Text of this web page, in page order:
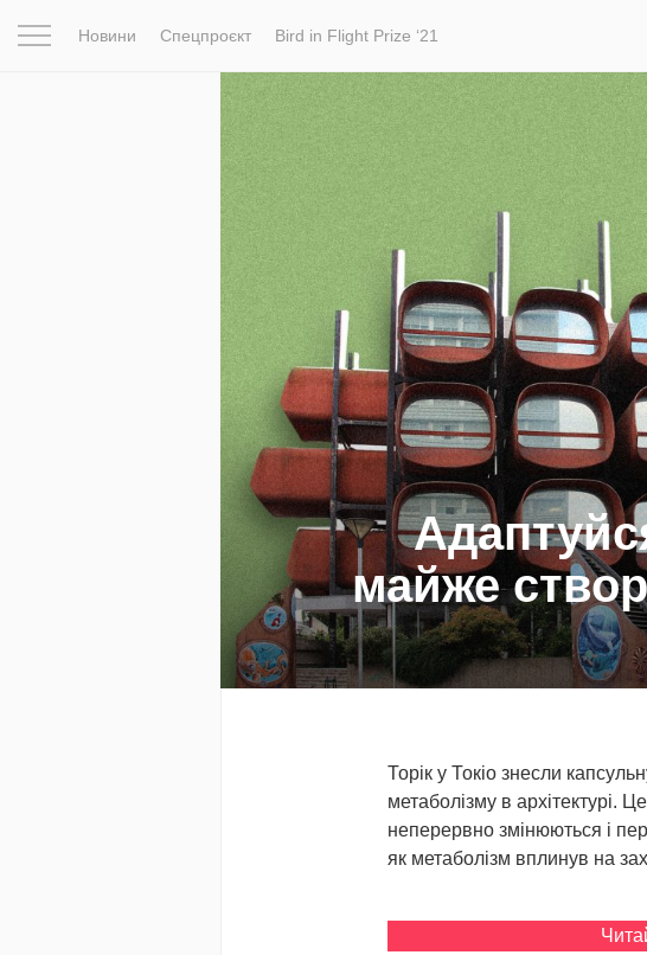
Новини Спецпроєкт Bird in Flight Prize ‘21
Фотопроєкт Новини Світ Архітектура Професія
майже
Торік у Токіо знесли
метаболізму в архітектурі.
неперервно змінюються і
як метаболізм вплинув на